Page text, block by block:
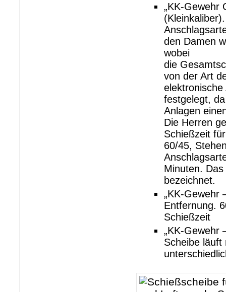
„KK-Gewehr
den Damen
wobei
die
von der Art
festgelegt,
Anlagen
Die Herren
Schießzeit
60/45,
Minuten.
bezeichnet.
„KK-Gewehr
Entfernung.
Schießzeit
„KK-Gewehr
Scheibe